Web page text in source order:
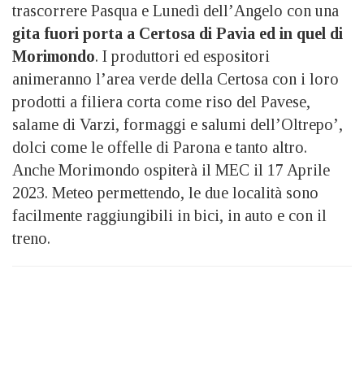
trascorrere Pasqua e Lunedì dell’Angelo con una
gita fuori porta a Certosa di Pavia ed in quel di
Morimondo. I produttori ed espositori
animeranno l’area verde della Certosa con i loro
prodotti a filiera corta come riso del Pavese,
salame di Varzi, formaggi e salumi dell’Oltrepo’,
dolci come le offelle di Parona e tanto altro.
Anche Morimondo ospiterà il MEC il 17 Aprile
2023. Meteo permettendo, le due località sono
facilmente raggiungibili in bici, in auto e con il
treno.